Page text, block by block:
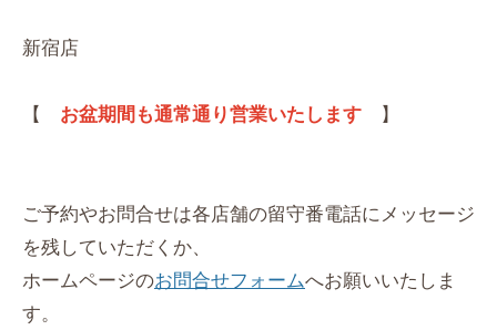
新宿店
【 お盆期間も通常通り営業いたします 】
ご予約やお問合せは各店舗の留守番電話にメッセージ
を残していただくか、
ホームページのお問合せフォームへお願いいたしま
す。